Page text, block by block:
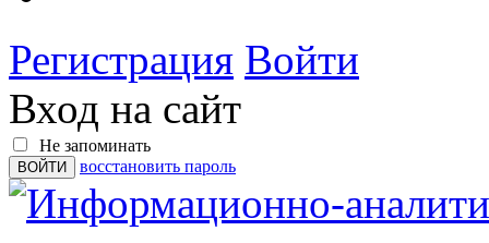
Регистрация Войти
Вход на сайт
Не запоминать
восстановить пароль